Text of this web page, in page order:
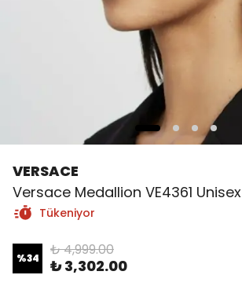
VERSACE
Versace Medallion VE4361 Unisex
Tükeniyor
%34 ₺ 4,999.00
₺ 3,302.00